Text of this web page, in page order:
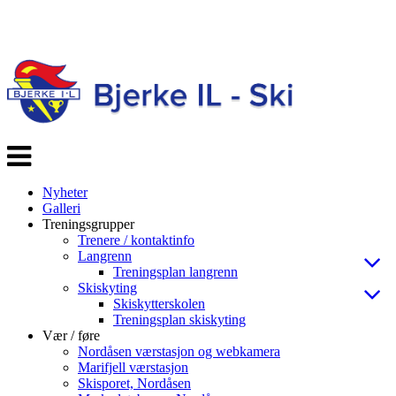
Veksle
navigasjon
Nyheter
Galleri
Treningsgrupper
Trenere / kontaktinfo
Langrenn
Treningsplan langrenn
Skiskyting
Skiskytterskolen
Treningsplan skiskyting
Vær / føre
Nordåsen værstasjon og webkamera
Marifjell værstasjon
Skisporet, Nordåsen